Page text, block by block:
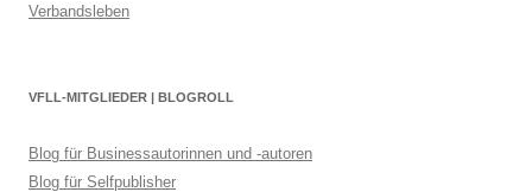
Verbandsleben
VFLL-MITGLIEDER | BLOGROLL
Blog für Businessautorinnen und -autoren
Blog für Selfpublisher